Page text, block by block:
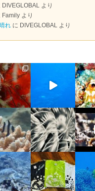
DIVEGLOBAL より
Family より
れ に DIVEGLOBAL より